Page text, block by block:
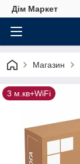
Дім Маркет
Магазин
3 м.кв+WiFi